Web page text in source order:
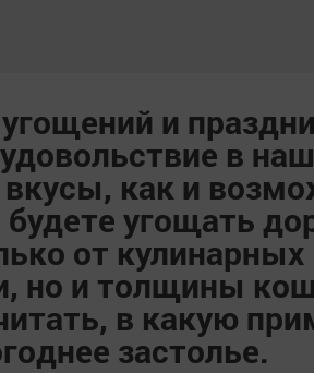
и
в
как и
угощать
от кулинарных
но и толщины
в какую
застолье.